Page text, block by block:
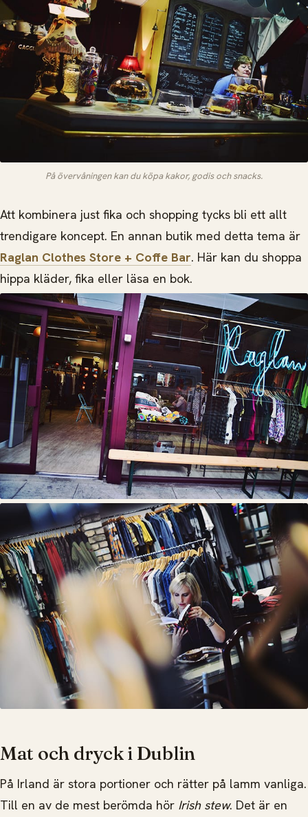
På övervåningen kan du köpa kakor, godis och snacks.
Att kombinera just fika och shopping tycks bli ett allt
trendigare koncept. En annan butik med detta tema är
Raglan Clothes Store + Coffe Bar. Här kan du shoppa
hippa kläder, fika eller läsa en bok.
Mat och dryck i Dublin
På Irland är stora portioner och rätter på lamm vanliga.
Till en av de mest berömda hör Irish stew. Det är en